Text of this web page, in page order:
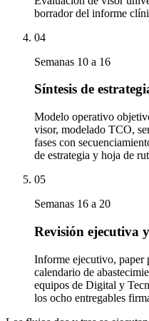
borrador del informe
04
Semanas 10 a 16
Síntesis de
Modelo operativo
visor, modelado TCO,
fases con
de estrategia y hoja de
05
Semanas 16 a 20
Revisión ejecutiva
Informe ejecutivo, paper
calendario de
equipos de Digital y
los ocho entregables